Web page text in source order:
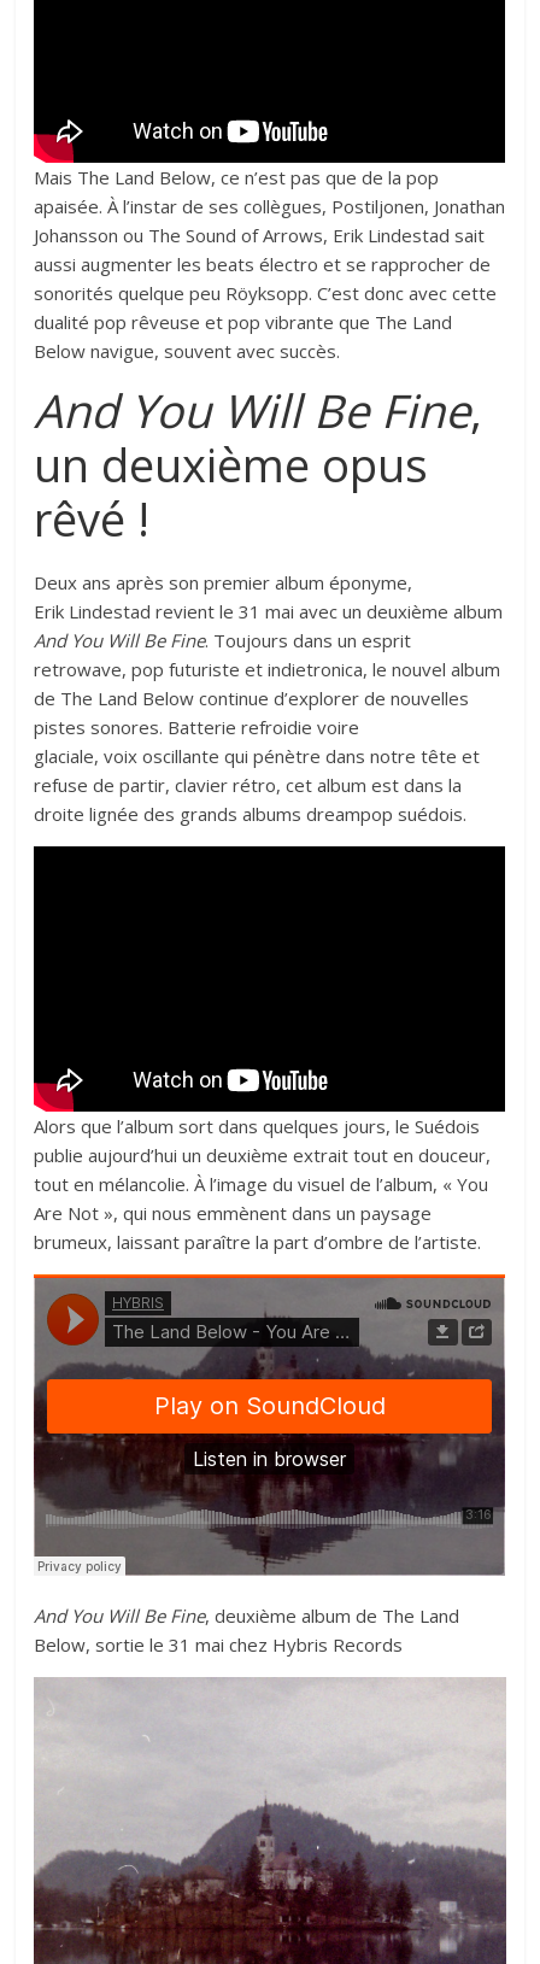
Mais The Land Below, ce n’est pas que de la pop
apaisée. À l’instar de ses collègues, Postiljonen, Jonathan
Johansson ou The Sound of Arrows, Erik Lindestad sait
aussi augmenter les beats électro et se rapprocher de
sonorités quelque peu Röyksopp. C’est donc avec cette
dualité pop rêveuse et pop vibrante que The Land
Below navigue, souvent avec succès.
And You Will Be Fine,
un deuxième opus
rêvé !
Deux ans après son premier album éponyme,
Erik Lindestad revient le 31 mai avec un deuxième album
And You Will Be Fine. Toujours dans un esprit
retrowave, pop futuriste et indietronica, le nouvel album
de The Land Below continue d’explorer de nouvelles
pistes sonores. Batterie refroidie voire
glaciale, voix oscillante qui pénètre dans notre tête et
refuse de partir, clavier rétro, cet album est dans la
droite lignée des grands albums dreampop suédois.
Alors que l’album sort dans quelques jours, le Suédois
publie aujourd’hui un deuxième extrait tout en douceur,
tout en mélancolie. À l’image du visuel de l’album, « You
Are Not », qui nous emmènent dans un paysage
brumeux, laissant paraître la part d’ombre de l’artiste.
And You Will Be Fine, deuxième album de The Land
Below, sortie le 31 mai chez Hybris Records